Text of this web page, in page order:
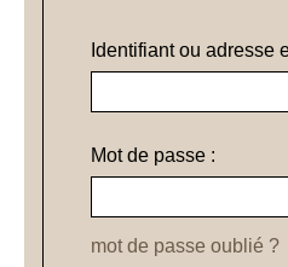
Identifiant ou adresse
Mot de passe :
mot de passe oublié ?